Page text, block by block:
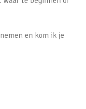
en kom ik je